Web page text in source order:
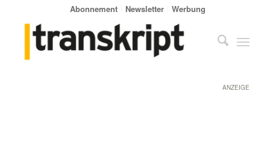
Abonnement Newsletter Werbung
ANZEIGE